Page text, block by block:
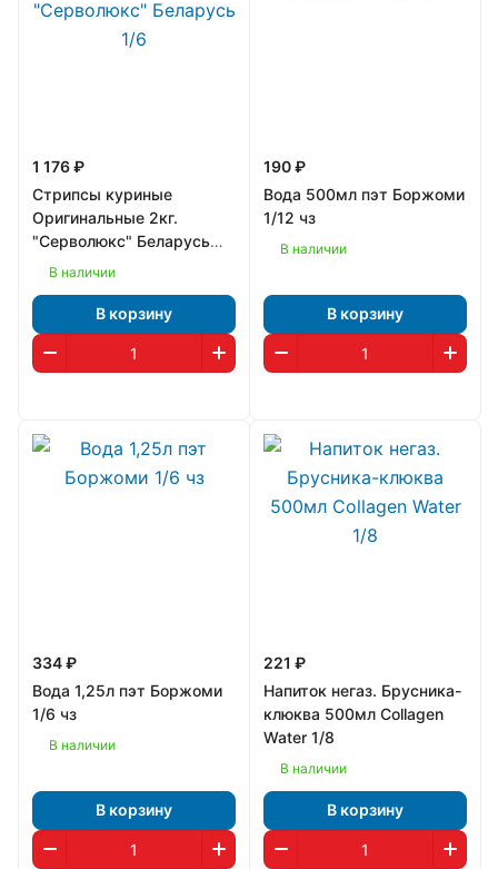
1 176 ₽
Стрипсы куриные
Оригинальные 2кг.
"Серволюкс" Беларусь
1/6В наличии
В корзину
190 ₽
Вода 500мл пэт Боржоми
1/12 чз
В наличии
В корзину
334 ₽
Вода 1,25л пэт Боржоми
1/6 чз
В наличии
В корзину
221 ₽
Напиток негаз. Брусника-
клюква 500мл Collagen
Water 1/8
В наличии
В корзину